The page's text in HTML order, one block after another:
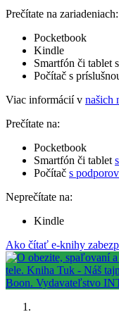
Prečítate na zariadeniach:
Pocketbook
Kindle
Smartfón či tablet
Počítač s
Viac informácií v našich
Prečítate na:
Pocketbook
Smartfón či tablet
Počítač s
Neprečítate na:
Kindle
Ako čítať e-knihy